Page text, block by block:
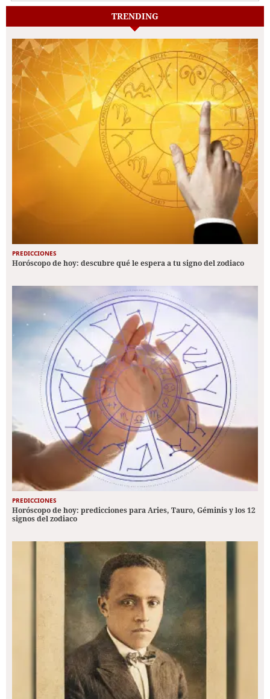
TRENDING
PREDICCIONES
Horóscopo de hoy: descubre qué le espera a tu signo del zodiaco
PREDICCIONES
Horóscopo de hoy: predicciones para Aries, Tauro, Géminis y los 12
signos del zodiaco